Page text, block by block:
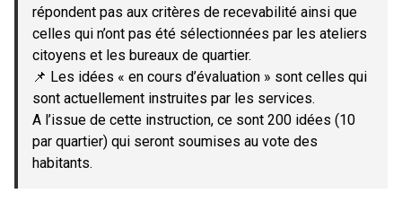
répondent pas aux critères de recevabilité ainsi que
celles qui n’ont pas été sélectionnées par les ateliers
citoyens et les bureaux de quartier.
📌 Les idées « en cours d’évaluation » sont celles qui
sont actuellement instruites par les services.
A l’issue de cette instruction, ce sont 200 idées (10
par quartier) qui seront soumises au vote des
habitants.